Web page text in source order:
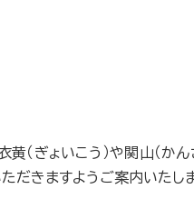
ぎょいこう）や関山（か
だきますようご案内いたし